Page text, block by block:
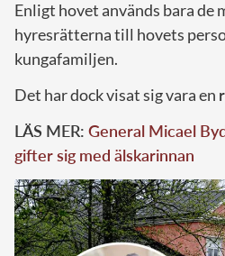
Enligt hovet används bara de
hyresrätterna till hovets
kungafamiljen.
Det har dock visat sig vara en
LÄS MER: General Micael
gifter sig med älskarinnan